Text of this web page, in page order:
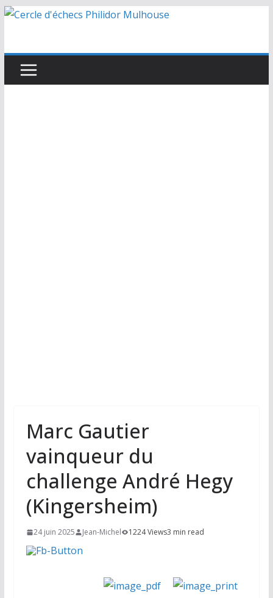
Passer
Marc Gautier
vainqueur du
challenge André Hegy
(Kingersheim)
24 juin 2025 Jean-Michel 1224 Views3 min read